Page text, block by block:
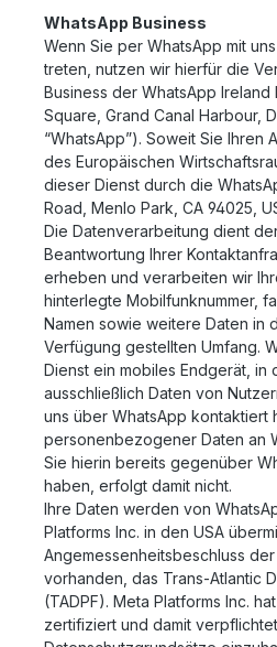
WhatsApp Business
Wenn Sie per WhatsApp mit
treten, nutzen wir hierfür die
Business der WhatsApp Ireland
Square, Grand Canal Harbour,
“WhatsApp”). Soweit Sie Ihren
des Europäischen
dieser Dienst durch die
Road, Menlo Park, CA 94025,
Die Datenverarbeitung dient
Beantwortung Ihrer
erheben und verarbeiten wir
hinterlegte Mobilfunknummer,
Namen sowie weitere Daten in
Verfügung gestellten Umfang.
Dienst ein mobiles Endgerät, in
ausschließlich Daten von
uns über WhatsApp kontaktiert
personenbezogener Daten an
Sie hierin bereits gegenüber
haben, erfolgt damit nicht.
Ihre Daten werden von
Platforms Inc. in den USA
Angemessenheitsbeschluss der
vorhanden, das Trans-Atlantic
(TADPF). Meta Platforms Inc.
zertifiziert und damit